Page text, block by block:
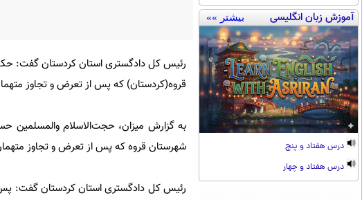
آموزش زبان انگلیسی بیشتر »»
درس هفتاد و پنج
درس هفتاد و چهار
قروه(کردستان) که پس از تعرض و تجاوز
شهرستان قروه که پس از تعرض و تجاوز
رئیس کل دادگستری استان کردستان گفت: پس